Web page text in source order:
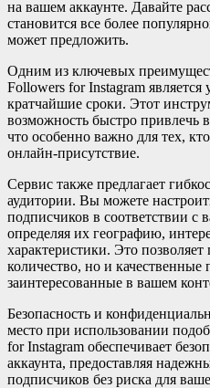
на вашем аккаунте. Давайте
становится все более
может предложить.
Одним из ключевых
Followers for Instagram
кратчайшие сроки. Этот
возможность быстро привлечь
что особенно важно для тех,
онлайн-присутствие.
Сервис также предлагает
аудитории. Вы можете
подписчиков в соответствии
определяя их географию,
характеристики. Это позволяет
количество, но и качественные
заинтересованные в вашем
Безопасность и
место при использовании
for Instagram обеспечивает
аккаунта, предоставляя
подписчиков без риска для